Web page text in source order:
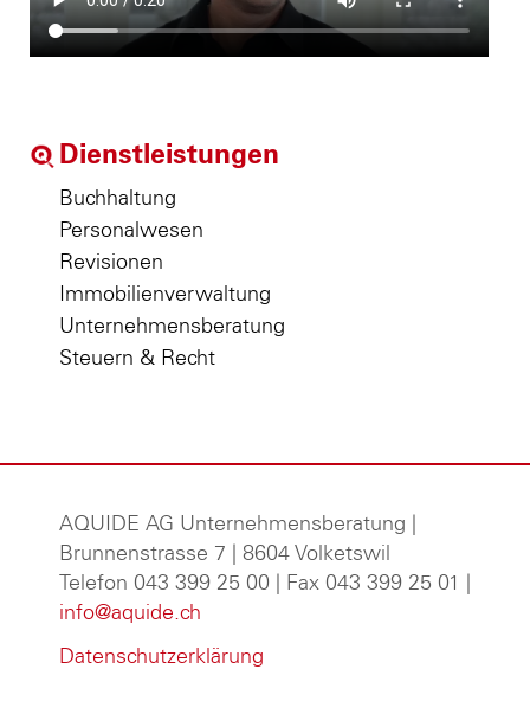
Dienstleistungen
Buchhaltung
Personalwesen
Revisionen
Immobilienverwaltung
Unternehmensberatung
Steuern & Recht
AQUIDE AG Unternehmensberatung
Brunnenstrasse 7 | 8604 Volketswil
Telefon 043 399 25 00 | Fax 043 399 25 01 |
info@aquide.ch
Datenschutzerklärung